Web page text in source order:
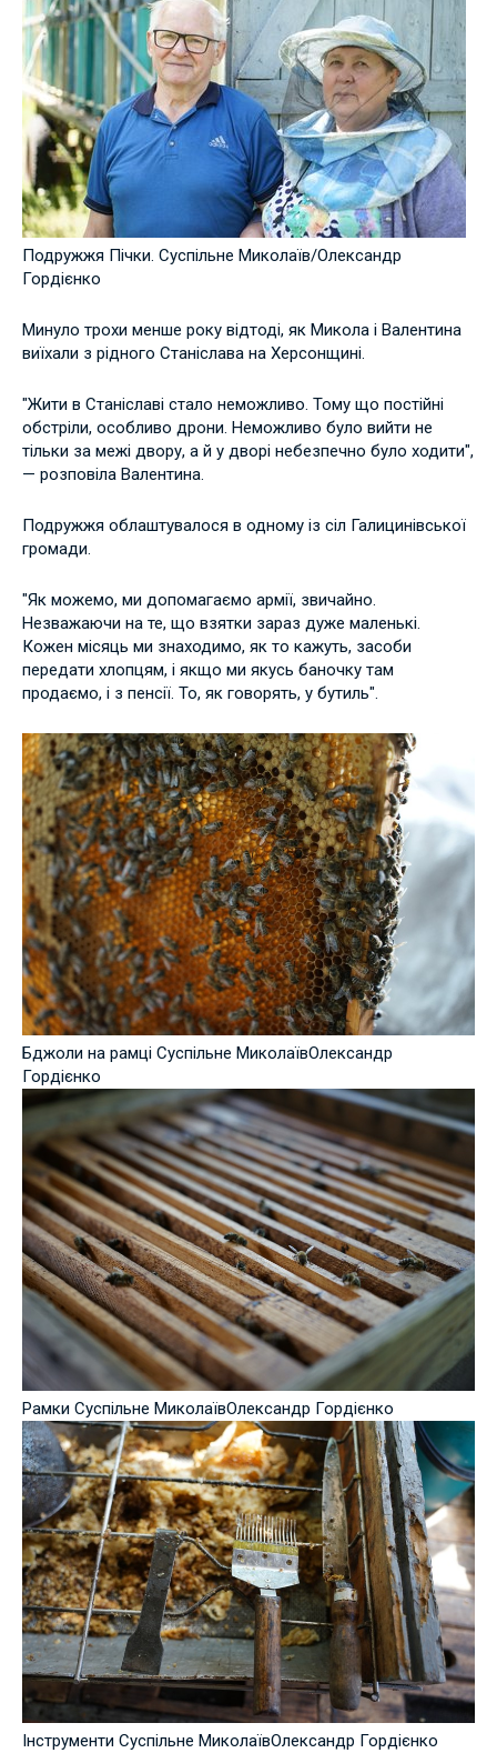
Подружжя Пічки. Суспільне Миколаїв/Олександр
Гордієнко
Минуло трохи менше року відтоді, як Микола і Валентина
виїхали з рідного Станіслава на Херсонщині.
"Жити в Станіславі стало неможливо. Тому що постійні
обстріли, особливо дрони. Неможливо було вийти не
тільки за межі двору, а й у дворі небезпечно було ходити",
— розповіла Валентина.
Подружжя облаштувалося в одному із сіл Галицинівської
громади.
"Як можемо, ми допомагаємо армії, звичайно.
Незважаючи на те, що взятки зараз дуже маленькі.
Кожен місяць ми знаходимо, як то кажуть, засоби
передати хлопцям, і якщо ми якусь баночку там
продаємо, і з пенсії. То, як говорять, у бутиль".
Бджоли на рамці Суспільне МиколаївОлександр
Гордієнко
Рамки Суспільне МиколаївОлександр Гордієнко
Інструменти Суспільне МиколаївОлександр Гордієнко